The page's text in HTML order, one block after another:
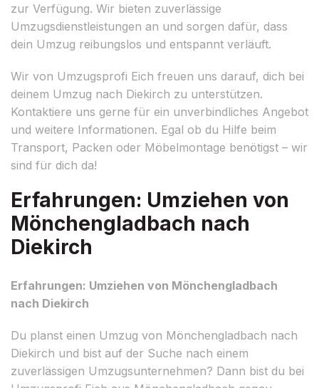
zur Verfügung. Wir bieten zuverlässige
Umzugsdienstleistungen an und sorgen dafür, dass
dein Umzug reibungslos und entspannt verläuft.
Wir von Umzugsprofi Eich freuen uns darauf, dich bei
deinem Umzug nach Diekirch zu unterstützen.
Kontaktiere uns gerne für ein unverbindliches Angebot
und weitere Informationen. Egal ob du Hilfe beim
Transport, Packen oder Möbelmontage benötigst – wir
sind für dich da!
Erfahrungen: Umziehen von
Mönchengladbach nach
Diekirch
Erfahrungen: Umziehen von Mönchengladbach
nach Diekirch
Du planst einen Umzug von Mönchengladbach nach
Diekirch und bist auf der Suche nach einem
zuverlässigen Umzugsunternehmen? Dann bist du bei